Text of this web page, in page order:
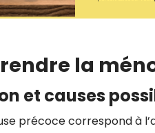
la
et causes
précoce correspond à